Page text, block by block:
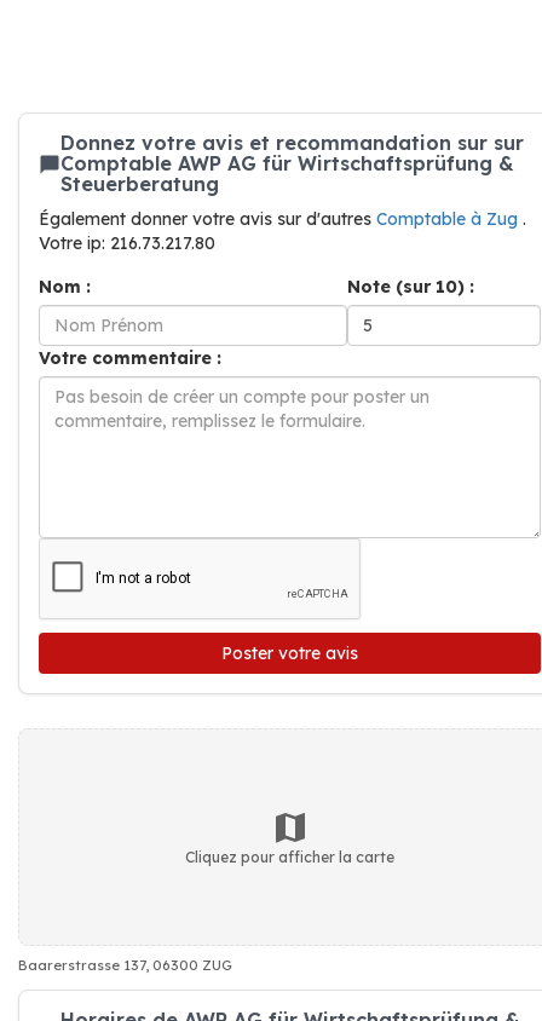
Donnez votre avis et recommandation sur sur
Comptable AWP AG für Wirtschaftsprüfung &
Steuerberatung
Également donner votre avis sur d'autres Comptable à Zug .
Votre ip: 216.73.217.80
Nom :
Note (sur 10) :
Votre commentaire :
Poster votre avis
Cliquez pour afficher la carte
Baarerstrasse 137, 06300 ZUG